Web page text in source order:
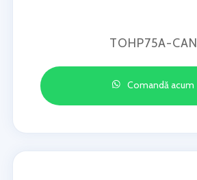
TOHP75A-CAN
Comandă acum